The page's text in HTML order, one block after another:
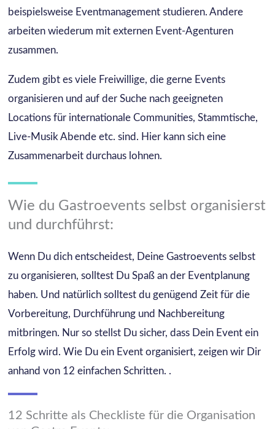
beispielsweise Eventmanagement studieren. Andere
arbeiten wiederum mit externen Event-Agenturen
zusammen.
Zudem gibt es viele Freiwillige, die gerne Events
organisieren und auf der Suche nach geeigneten
Locations für internationale Communities, Stammtische,
Live-Musik Abende etc. sind. Hier kann sich eine
Zusammenarbeit durchaus lohnen.
Wie du Gastroevents selbst organisierst
und durchführst:
Wenn Du dich entscheidest, Deine Gastroevents selbst
zu organisieren, solltest Du Spaß an der Eventplanung
haben. Und natürlich solltest du genügend Zeit für die
Vorbereitung, Durchführung und Nachbereitung
mitbringen. Nur so stellst Du sicher, dass Dein Event ein
Erfolg wird. Wie Du ein Event organisiert, zeigen wir Dir
anhand von 12 einfachen Schritten. .
12 Schritte als Checkliste für die Organisation